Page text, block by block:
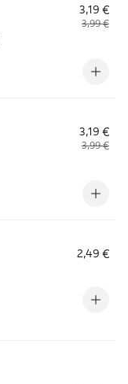
3,19 €
3,99 €
3,19 €
3,99 €
2,49 €